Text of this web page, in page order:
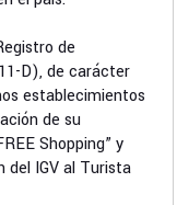
de
D), de carácter
establecimientos
de su
Shopping” y
del IGV al Turista